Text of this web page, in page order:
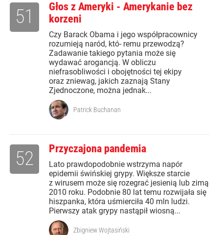
Głos z Ameryki - Amerykanie bez
korzeni
Czy Barack Obama i jego współpracownicy
rozumieją naród, któ- remu przewodzą?
Zadawanie takiego pytania może się
wydawać arogancją. W obliczu
niefrasobliwości i obojętności tej ekipy
oraz zniewag, jakich zaznają Stany
Zjednoczone, można jednak...
51
Patrick Buchanan
Przyczajona pandemia
Lato prawdopodobnie wstrzyma napór
epidemii świńskiej grypy. Większe starcie
z wirusem może się rozegrać jesienią lub zimą
2010 roku. Podobnie 80 lat temu rozwijała się
hiszpanka, która uśmierciła 40 mln ludzi.
Pierwszy atak grypy nastąpił wiosną...
52
Zbigniew Wojtasiński